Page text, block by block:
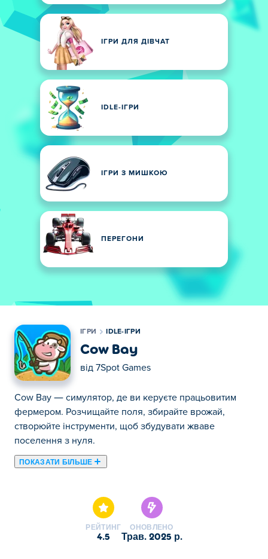
ІГРИ ДЛЯ ДІВЧАТ
IDLE-ІГРИ
ІГРИ З МИШКОЮ
ПЕРЕГОНИ
ІГРИ IDLE-ІГРИ
Cow Bay
від 7Spot Games
Cow Bay — симулятор, де ви керуєте працьовитим
фермером. Розчищайте поля, збирайте врожай,
створюйте інструменти, щоб збудувати жваве
поселення з нуля.
ПОКАЗАТИ БІЛЬШЕ
РЕЙТИНГ
4.5
ОНОВЛЕНО
трав. 2025 р.